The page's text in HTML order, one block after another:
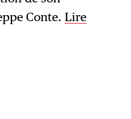
Conte. Lire